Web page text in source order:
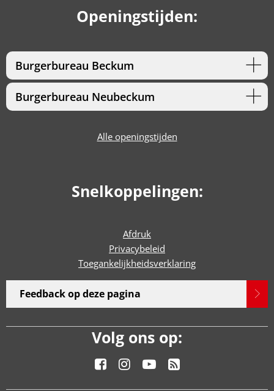
Openingstijden:
Burgerbureau Beckum
Burgerbureau Neubeckum
Alle openingstijden
Snelkoppelingen:
Afdruk
Privacybeleid
Toegankelijkheidsverklaring
Feedback op deze pagina
Volg ons op: